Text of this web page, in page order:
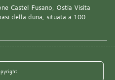
Castel Fusano, Ostia Visita
della duna, situata a 100